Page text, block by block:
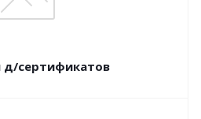
д/сертификатов